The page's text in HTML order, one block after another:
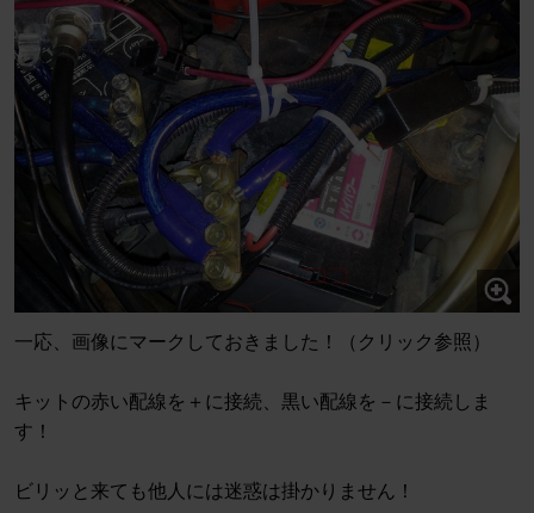
一応、画像にマークしておきました！（クリック参照）
キットの赤い配線を＋に接続、黒い配線を－に接続しま
す！
ビリッと来ても他人には迷惑は掛かりません！